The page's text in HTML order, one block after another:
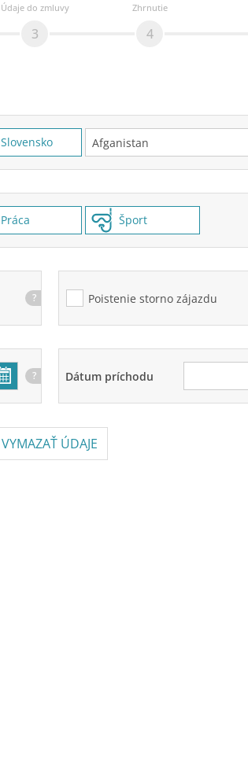
Údaje do zmluvy
3
Zhrnutie
4
Slovensko
Práca Šport
? Poistenie storno zájazdu
? Dátum príchodu
VYMAZAŤ ÚDAJE